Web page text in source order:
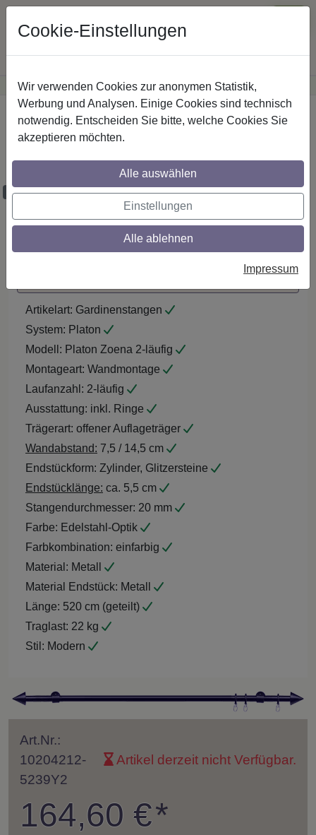
Günstige Versandkosteninnerhalb Österreichs· Sichere Zahlung
Startseite
Stilg. 20 mm 2-lfg. Platon Zoena 520 cm
Edelst.-O.
Maßzuschnitt möglich
Artikelart: Gardinenstangen
System: Platon
Modell: Platon Zoena 2-läufig
Montageart: Wandmontage
Laufanzahl: 2-läufig
Ausstattung: inkl. Ringe
Trägerart: offener Auflageträger
Wandabstand: 7,5 / 14,5 cm
Endstückform: Zylinder, Glitzersteine
Endstücklänge: ca. 5,5 cm
Stangendurchmesser: 20 mm
Farbe: Edelstahl-Optik
Farbkombination: einfarbig
Material: Metall
Material Endstück: Metall
Länge: 520 cm (geteilt)
Traglast: 22 kg
Stil: Modern
Art.Nr.:
10204212-
5239Y2
Artikel derzeit nicht Verfügbar.
164,60 €*
Cookie-Einstellungen
Wir verwenden Cookies zur anonymen Statistik,
Werbung und Analysen. Einige Cookies sind technisch
notwendig. Entscheiden Sie bitte, welche Cookies Sie
akzeptieren möchten.
Alle auswählen
Einstellungen
Alle ablehnen
Impressum